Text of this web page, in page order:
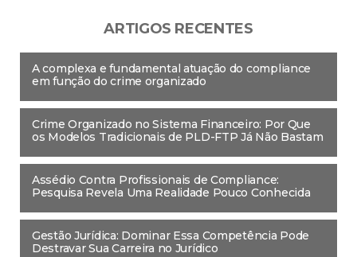
ARTIGOS RECENTES
A complexa e fundamental atuação do compliance
em função do crime organizado
Crime Organizado no Sistema Financeiro: Por Que
os Modelos Tradicionais de PLD-FTP Já Não Bastam
Assédio Contra Profissionais de Compliance:
Pesquisa Revela Uma Realidade Pouco Conhecida
Gestão Jurídica: Dominar Essa Competência Pode
Destravar Sua Carreira no Jurídico